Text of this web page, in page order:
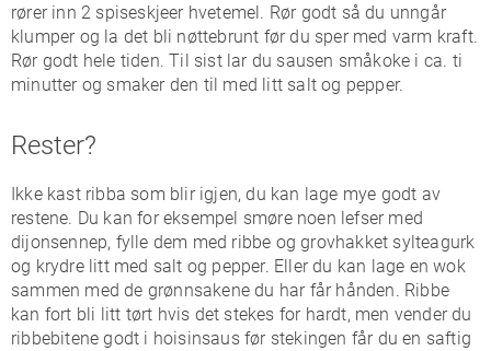
rører inn 2 spiseskjeer hvetemel. Rør godt så du unngår
klumper og la det bli nøttebrunt før du sper med varm kraft.
Rør godt hele tiden. Til sist lar du sausen småkoke i ca. ti
minutter og smaker den til med litt salt og pepper.
Rester?
Ikke kast ribba som blir igjen, du kan lage mye godt av
restene. Du kan for eksempel smøre noen lefser med
dijonsennep, fylle dem med ribbe og grovhakket sylteagurk
og krydre litt med salt og pepper. Eller du kan lage en wok
sammen med de grønnsakene du har får hånden. Ribbe
kan fort bli litt tørt hvis det stekes for hardt, men vender du
ribbebitene godt i hoisinsaus før stekingen får du en saftig